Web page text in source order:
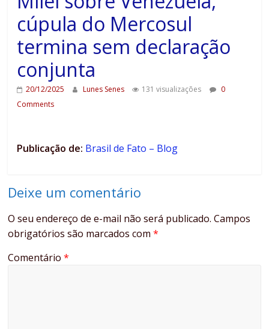
cúpula do Mercosul
termina sem declaração
conjunta
20/12/2025 Lunes Senes 131 visualizações
0
Comments
Publicação de: Brasil de Fato – Blog
Deixe um comentário
O seu endereço de e-mail não será publicado. Campos
obrigatórios são marcados com*
Comentário*